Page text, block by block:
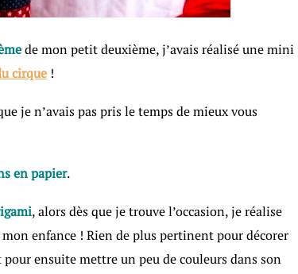
de mon petit deuxième, j’avais réalisé une mini
cirque !
je n’avais pas pris le temps de mieux vous
en papier.
, alors dès que je trouve l’occasion, je réalise
enfance ! Rien de plus pertinent pour décorer
ensuite mettre un peu de couleurs dans son